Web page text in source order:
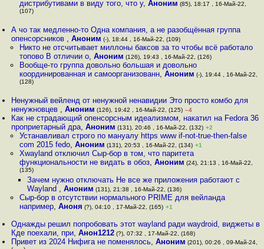
дистрибутивами в виду того, что у, Аноним (85), 18:17 , 16-Май-22,
(107)
А чо так медленно-то Одна компания, а не разобщённая группа
опенсорсников ,Аноним (-), 18:44 , 16-Май-22, (109)
Никто не отсчитывает миллоны баксов за то чтобы всё работало
топово В отличии о, Аноним (126), 19:43 , 16-Май-22, (126)
Вообще-то группа довольно большая и довольно
координированная и самоорганизованн, Аноним (-), 19:44 , 16-Май-22,
(128)
Ненужный вейленд от ненужной ненавидии Это просто комбо для
ненужновцев ,Аноним (126), 19:42 , 16-Май-22, (125) –4
Как не страдающий опенсорсным идеализмом, накатил на Fedora 36
проприетарный дра,Аноним (131), 20:46 , 16-Май-22, (132) +2
Устанавливал строго по мануалу https www if-not-true-then-false
com 2015 fedo, Аноним (131), 20:53 , 16-Май-22, (134) +1
Xwayland отключил Сыр-бор в том, что паритета
функциональности не видать в обоз, Аноним (24), 21:13 , 16-Май-22,
(135)
Зачем нужно отключать Не все же приложения работают с
Wayland , Аноним (131), 21:38 , 16-Май-22, (136)
Сыр-бор в отсутствии нормального PRIME для вейланда
например, Аноня (?), 04:10 , 17-Май-22, (165) +1
Однажды решил попробовать этот wayland ради waydroid, виджеты в
Кде поехали, при,Анон1212 (?), 07:32 , 17-Май-22, (168)
Привет из 2024 Нифига не поменялось,Аноним (201), 00:26 , 09-Май-24,